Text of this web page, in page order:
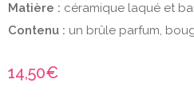
Matière : céramique laqué et
Contenu : un brûle parfum,
14,50€